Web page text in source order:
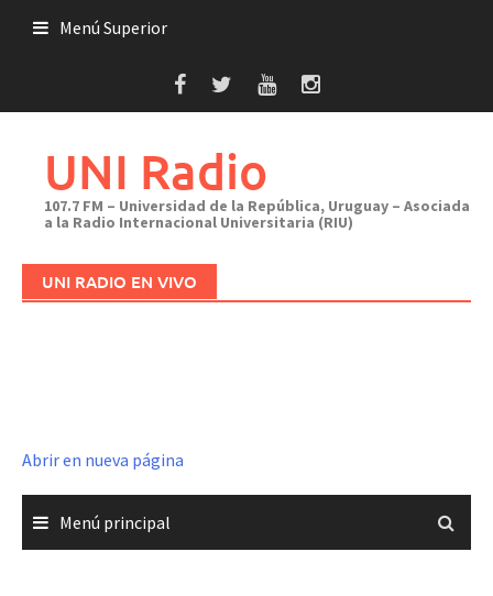
Menú Superior
UNI Radio
107.7 FM – Universidad de la República, Uruguay – Asociada
a la Radio Internacional Universitaria (RIU)
UNI RADIO EN VIVO
Abrir en nueva página
Menú principal